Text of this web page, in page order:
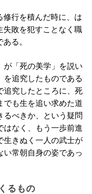
修行を積んだ時に、は
失敗を犯すことなく職
る。
「死の美学」を説い
を追究したものである
追究したところに、死
でも生を追い求めた道
るべきか、という疑問
はなく、もう一歩前進
生きぬく一人の武士が
い常朝自身の姿であっ
るもの